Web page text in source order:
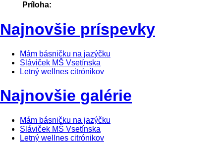
Príloha:
Najnovšie príspevky
Mám básničku na jazýčku
Sláviček MŠ Vsetínska
Letný wellnes citrónikov
Najnovšie galérie
Mám básničku na jazýčku
Sláviček MŠ Vsetínska
Letný wellnes citrónikov